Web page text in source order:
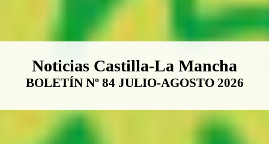
Boletín Noticias Castilla-La
Noticias Castilla-La Mancha
BOLETÍN Nº 84 JULIO-AGOSTO 2026